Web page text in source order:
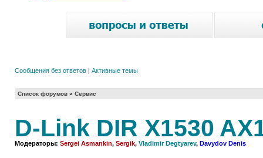
Сообщения без ответов | Активные темы
Список форумов » Сервис
D-Link DIR X1530
Модераторы: Sergei Asmankin, Sergik, Vladimir Degtyarev, Davydov Denis